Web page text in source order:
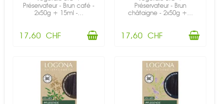
Préservateur - Brun café -
2x50g + 15ml -...
17,60 CHF
Préservateur - Brun
châtaigne - 2x50g +...
17,60 CHF